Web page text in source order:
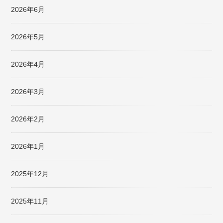
2026年6月
2026年5月
2026年4月
2026年3月
2026年2月
2026年1月
2025年12月
2025年11月